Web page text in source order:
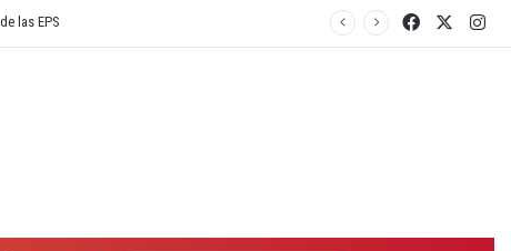
las EPS Facebook